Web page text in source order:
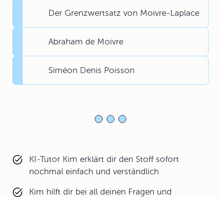
Der Grenzwertsatz von Moivre-Laplace
Abraham de Moivre
Siméon Denis Poisson
KI-Tutor Kim erklärt dir den Stoff sofort
nochmal einfach und verständlich
Kim hilft dir bei all deinen Fragen und